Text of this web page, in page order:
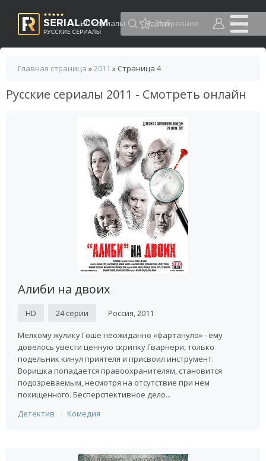
HD сериалы Избранное Вход
Главная страница »2011 » Страница 4
Русские сериалы 2011 - Смотреть онлайн
Алиби на двоих
HD 24 серии Россия, 2011
Мелкому жулику Гоше неожиданно «фартануло» - ему
довелось увести ценную скрипку Гварнери, только
подельник кинул приятеля и присвоил инструмент.
Воришка попадается правоохранителям, становится
подозреваемым, несмотря на отсутствие при нем
похищенного. Бесперспективное дело...
Детектив
Комедия